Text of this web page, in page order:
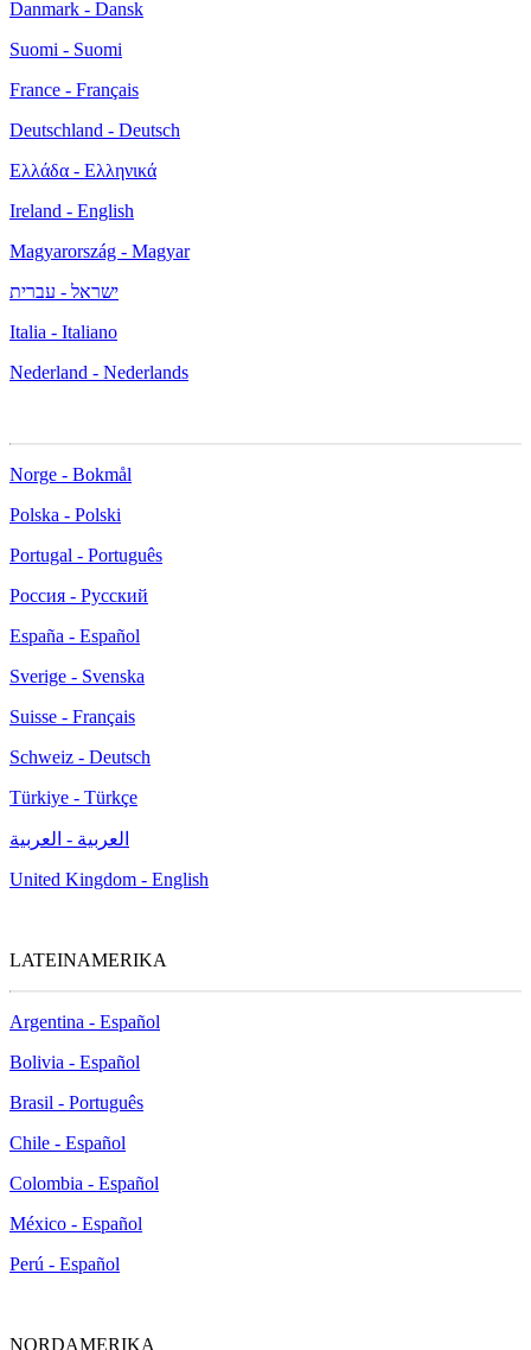
Danmark - Dansk
Suomi - Suomi
France - Français
Deutschland - Deutsch
Ελλάδα - Ελληνικά
Ireland - English
Magyarország - Magyar
ישראל - עברית
Italia - Italiano
Nederland - Nederlands
Norge - Bokmål
Polska - Polski
Portugal - Português
Россия - Русский
España - Español
Sverige - Svenska
Suisse - Français
Schweiz - Deutsch
Türkiye - Türkçe
العربية - العربية
United Kingdom - English
LATEINAMERIKA
Argentina - Español
Bolivia - Español
Brasil - Português
Chile - Español
Colombia - Español
México - Español
Perú - Español
NORDAMERIKA